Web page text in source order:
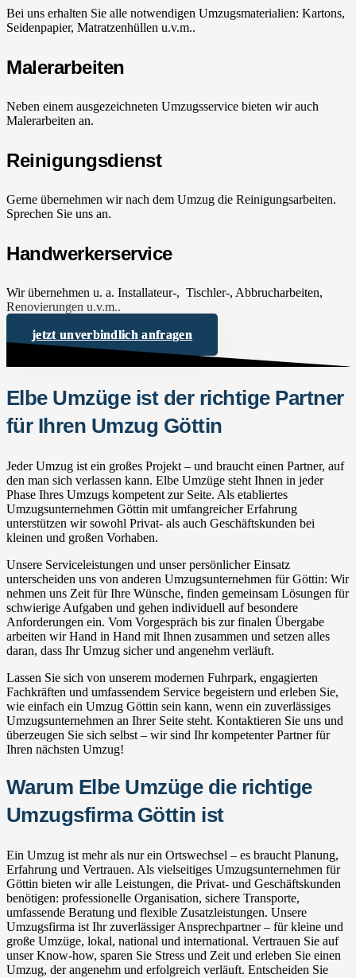
Bei uns erhalten Sie alle notwendigen Umzugsmaterialien: Kartons,
Seidenpapier, Matratzenhüllen u.v.m..
Malerarbeiten
Neben einem ausgezeichneten Umzugsservice bieten wir auch
Malerarbeiten an.
Reinigungsdienst
Gerne übernehmen wir nach dem Umzug die Reinigungsarbeiten.
Sprechen Sie uns an.
Handwerkerservice
Wir übernehmen u. a. Installateur-, Tischler-, Abbrucharbeiten,
Renovierungen u.v.m..
jetzt unverbindlich anfragen
Elbe Umzüge ist der richtige Partner
für Ihren Umzug Göttin
Jeder Umzug ist ein großes Projekt – und braucht einen Partner, auf
den man sich verlassen kann. Elbe Umzüge steht Ihnen in jeder
Phase Ihres Umzugs kompetent zur Seite. Als etabliertes
Umzugsunternehmen Göttin mit umfangreicher Erfahrung
unterstützen wir sowohl Privat- als auch Geschäftskunden bei
kleinen und großen Vorhaben.
Unsere Serviceleistungen und unser persönlicher Einsatz
unterscheiden uns von anderen Umzugsunternehmen für Göttin: Wir
nehmen uns Zeit für Ihre Wünsche, finden gemeinsam Lösungen für
schwierige Aufgaben und gehen individuell auf besondere
Anforderungen ein. Vom Vorgespräch bis zur finalen Übergabe
arbeiten wir Hand in Hand mit Ihnen zusammen und setzen alles
daran, dass Ihr Umzug sicher und angenehm verläuft.
Lassen Sie sich von unserem modernen Fuhrpark, engagierten
Fachkräften und umfassendem Service begeistern und erleben Sie,
wie einfach ein Umzug Göttin sein kann, wenn ein zuverlässiges
Umzugsunternehmen an Ihrer Seite steht. Kontaktieren Sie uns und
überzeugen Sie sich selbst – wir sind Ihr kompetenter Partner für
Ihren nächsten Umzug!
Warum Elbe Umzüge die richtige
Umzugsfirma Göttin ist
Ein Umzug ist mehr als nur ein Ortswechsel – es braucht Planung,
Erfahrung und Vertrauen. Als vielseitiges Umzugsunternehmen für
Göttin bieten wir alle Leistungen, die Privat- und Geschäftskunden
benötigen: professionelle Organisation, sichere Transporte,
umfassende Beratung und flexible Zusatzleistungen. Unsere
Umzugsfirma ist Ihr zuverlässiger Ansprechpartner – für kleine und
große Umzüge, lokal, national und international. Vertrauen Sie auf
unser Know-how, sparen Sie Stress und Zeit und erleben Sie einen
Umzug, der angenehm und erfolgreich verläuft. Entscheiden Sie